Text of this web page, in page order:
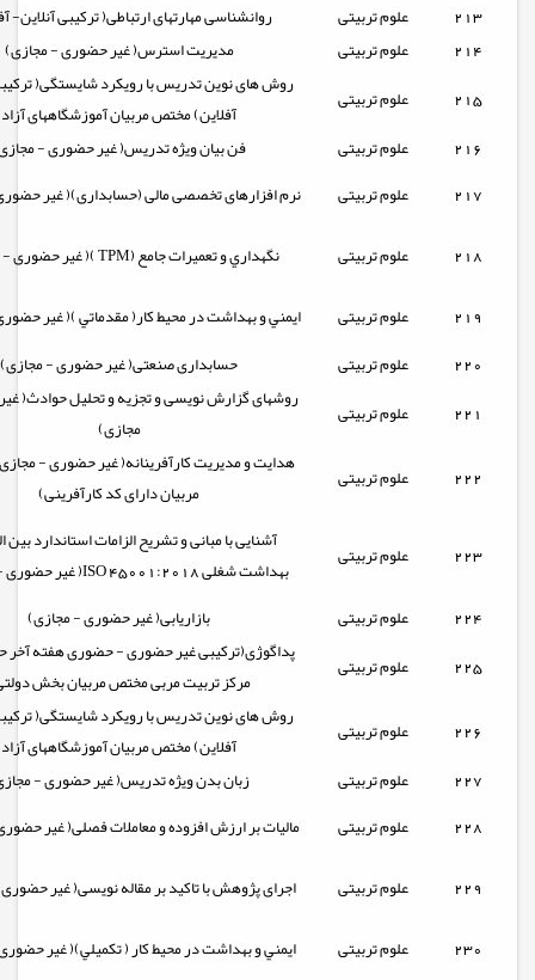
213
علوم تربیتی
روانشناسی مهارتهای ارتباطی( ترکیبی آنلاین-
214
علوم تربیتی
مدیریت استرس( غیر حضوری - مجازی)
215
علوم تربیتی
روش های نوین تدریس با رویکرد شایستگی(
آفلاین) مختص مربیان آموزشگاههای آزاد
216
علوم تربیتی
فن بیان ویژه تدریس( غیر حضوری -
217
علوم تربیتی
نرم افزارهای تخصصی مالی (حسابداری)( غیر
218
علوم تربیتی
نگهداري و تعميرات جامع (TPM )( غیر حضوری - مجازی)
219
علوم تربیتی
ايمني و بهداشت در محیط کار( مقدماتي )( غیر
220
علوم تربیتی
حسابداری صنعتی( غیر حضوری - مجازی)
221
علوم تربیتی
روشهای گزارش نویسی و تجزیه و تحلیل حوادث(
مجازی)
222
علوم تربیتی
هدایت و مدیریت کارآفرینانه( غیر حضوری -
مربیان دارای کد کارآفرینی)
223
علوم تربیتی
آشنایی با مبانی و تشریح الزامات استاندارد بین
بهداشت شغلی ISO 45001:2018( غیر حضوری - مجازی)
224
علوم تربیتی
بازاریابی( غیر حضوری - مجازی)
225
علوم تربیتی
پداگوژی(ترکیبی غیر حضوری - حضوری هفته
مرکز تربیت مربی مختص مربیان بخش
226
علوم تربیتی
روش های نوین تدریس با رویکرد شایستگی(
آفلاین) مختص مربیان آموزشگاههای آزاد
227
علوم تربیتی
زبان بدن ویژه تدریس( غیر حضوری -
228
علوم تربیتی
مالیات بر ارزش افزوده و معاملات فصلی( غیر
229
علوم تربیتی
اجرای پژوهش با تاکید بر مقاله نویسی( غیر
230
علوم تربیتی
ايمني و بهداشت در محیط کار ( تکميلي)( غیر